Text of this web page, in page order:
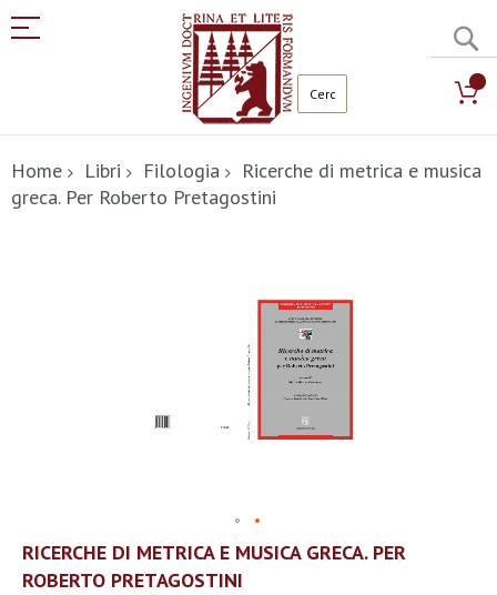
al
contenuto
Home Libri Filologia
Ricerche di metrica e musica
greca. Per Roberto Pretagostini
Vai
all'inizio
della
RICERCHE DI METRICA E MUSICA GRECA. PER
ROBERTO PRETAGOSTINI